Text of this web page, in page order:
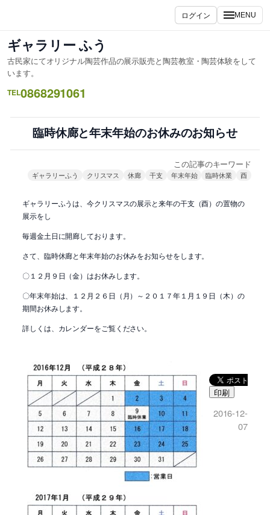
ス
キ
ッ
プ
ログイン MENU
ギャラリー ふう
古民家にてオリジナル陶芸作品の展示販売と陶芸教室・陶芸体験をして
います。
TEL0868291061
臨時休廊と年末年始のお休みのお知らせ
この記事のキーワード
ギャラリーふう クリスマス 休廊 干支 年末年始 臨時休業 酉
ギャラリーふうは、今クリスマスの展示と来年の干支（酉）の置物の
展示をし
毎週金土日に開廊しております。
さて、臨時休廊と年末年始のお休みをお知らせをします。
〇１２月９日（金）はお休みします。
〇年末年始は、１２月２６日（月）～２０１７年１月１９日（木）の
期間お休みします。
詳しくは、カレンダーをご覧ください。
印刷
2016-12-
07